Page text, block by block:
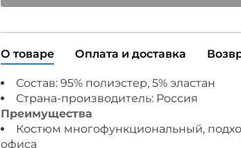
О товаре Оплата и доставка
Состав: 95% полиэстер, 5% эластан
Страна-производитель: Россия
Преимущества
Костюм многофункциональный,
офиса